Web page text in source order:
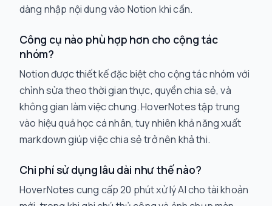
dàng nhập nội dung vào Notion khi cần.
Công cụ nào phù hợp hơn cho cộng tác
nhóm?
Notion được thiết kế đặc biệt cho cộng tác nhóm với
chỉnh sửa theo thời gian thực, quyền chia sẻ, và
không gian làm việc chung. HoverNotes tập trung
vào hiệu quả học cá nhân, tuy nhiên khả năng xuất
markdown giúp việc chia sẻ trở nên khả thi.
Chi phí sử dụng lâu dài như thế nào?
HoverNotes cung cấp 20 phút xử lý AI cho tài khoản